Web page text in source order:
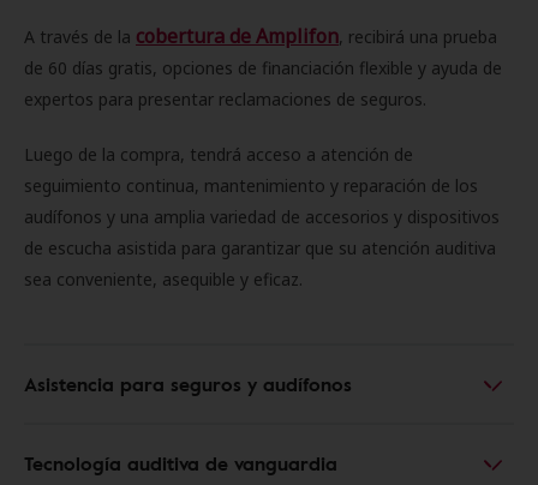
A través de la cobertura de Amplifon, recibirá una prueba
de 60 días gratis, opciones de financiación flexible y ayuda de
expertos para presentar reclamaciones de seguros.
Luego de la compra, tendrá acceso a atención de
seguimiento continua, mantenimiento y reparación de los
audífonos y una amplia variedad de accesorios y dispositivos
de escucha asistida para garantizar que su atención auditiva
sea conveniente, asequible y eficaz.
Asistencia para seguros y audífonos
Tecnología auditiva de vanguardia